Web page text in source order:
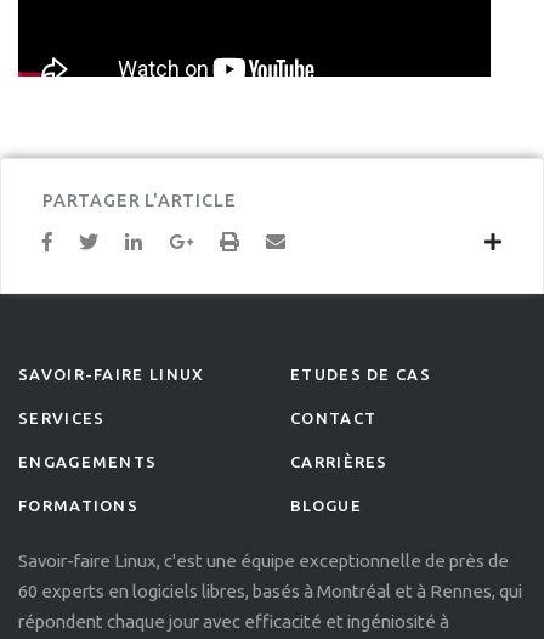
PARTAGER L'ARTICLE
SAVOIR-FAIRE LINUX
SERVICES
ENGAGEMENTS
FORMATIONS
ETUDES DE CAS
CONTACT
CARRIÈRES
BLOGUE
Savoir-faire Linux, c'est une équipe exceptionnelle de près de
60 experts en logiciels libres, basés à Montréal et à Rennes, qui
répondent chaque jour avec efficacité et ingéniosité à